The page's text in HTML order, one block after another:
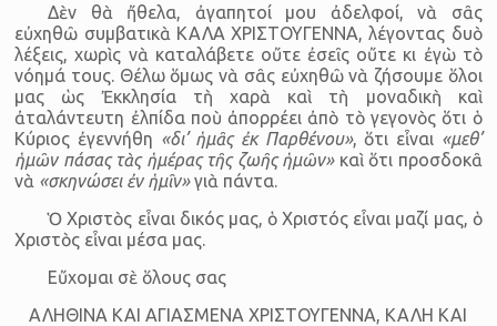
Δὲν θὰ ἤθελα, ἀγαπητοί μου ἀδελφοί, νὰ σᾶς
εὐχηθῶ συμβατικὰ ΚΑΛΑ ΧΡΙΣΤΟΥΓΕΝΝΑ, λέγοντας δυὸ
λέξεις, χωρὶς νὰ καταλάβετε οὔτε ἐσεῖς οὔτε κι ἐγὼ τὸ
νόημά τους. Θέλω ὅμως νὰ σᾶς εὐχηθῶ νὰ ζήσουμε ὅλοι
μας ὡς Ἐκκλησία τὴ χαρὰ καὶ τὴ μοναδικὴ καὶ
ἀταλάντευτη ἐλπίδα ποὺ ἀπορρέει ἀπὸ τὸ γεγονὸς ὅτι ὁ
Κύριος ἐγεννήθη «δι’ ἡμᾶς ἐκ Παρθένου», ὅτι εἶναι «μεθ’
ἡμῶν πάσας τὰς ἡμέρας τῆς ζωῆς ἡμῶν»καὶ ὅτι προσδοκᾶ
νὰ «σκηνώσει ἐν ἡμῖν»γιὰ πάντα.
Ὁ Χριστὸς εἶναι δικός μας, ὁ Χριστός εἶναι μαζί μας, ὁ
Χριστὸς εἶναι μέσα μας.
Εὔχομαι σὲ ὅλους σας
ΑΛΗΘΙΝΑ ΚΑΙ ΑΓΙΑΣΜΕΝΑ ΧΡΙΣΤΟΥΓΕΝΝΑ, ΚΑΛΗ ΚΑΙ